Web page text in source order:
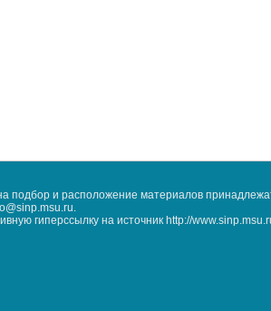
подбор и расположение материалов
гиперссылку на источник http://